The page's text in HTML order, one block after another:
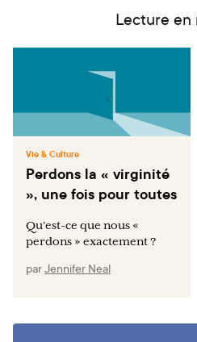
Lecture en
Vie & Culture
Perdons la « virginité
», une fois pour toutes
Qu’est-ce que nous «
perdons » exactement ?
parJennifer Neal